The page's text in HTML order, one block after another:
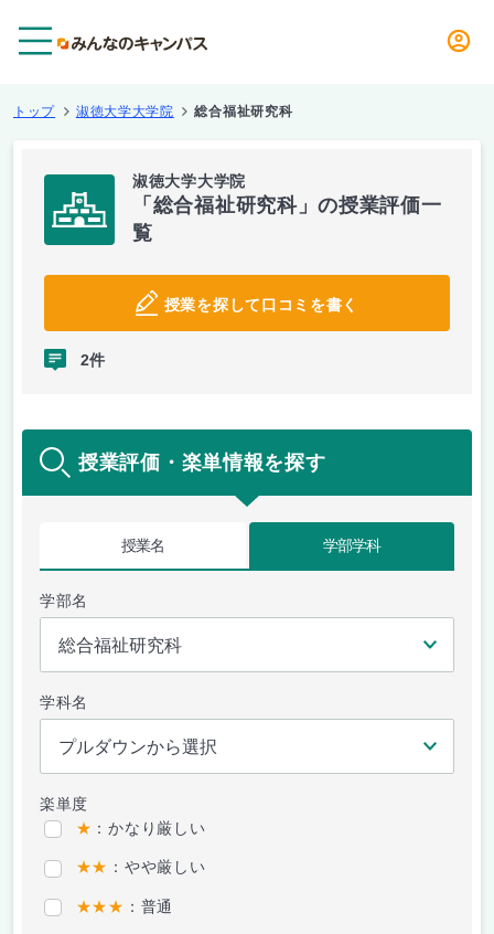
トップ 淑徳大学大学院 総合福祉研究科
淑徳大学大学院
「総合福祉研究科」の授業評価一
覧
授業を探して口コミを書く
2件
授業評価・楽単情報を探す
授業名 学部学科
学部名
学科名
楽単度
★ ：かなり厳しい
★★ ：やや厳しい
★★★ ：普通